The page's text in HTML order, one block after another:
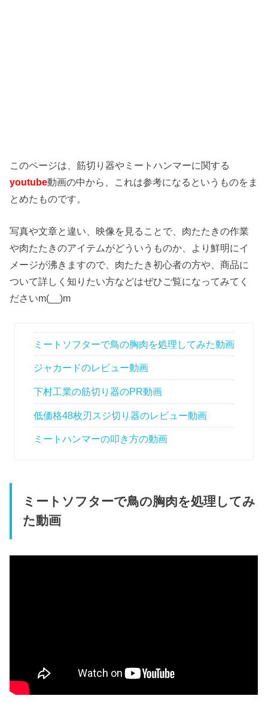
このページは、筋切り器やミートハンマーに関する
youtube動画の中から、これは参考になるというものをま
とめたものです。
写真や文章と違い、映像を見ることで、肉たたきの作業
や肉たたきのアイテムがどういうものか、より鮮明にイ
メージが沸きますので、肉たたき初心者の方や、商品に
ついて詳しく知りたい方などはぜひご覧になってみてく
ださいm(__)m
ミートソフターで鳥の胸肉を処理してみた動画
ジャカードのレビュー動画
下村工業の筋切り器のPR動画
低価格48枚刃スジ切り器のレビュー動画
ミートハンマーの叩き方の動画
ミートソフターで鳥の胸肉を処理してみ
た動画